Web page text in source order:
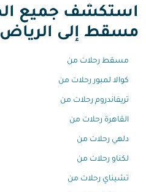
استكشف جميع
مسقط إلى الرياض
مسقط رحلات من
كوالا لمبور رحلات من
تريفاندروم رحلات من
القاهرة رحلات من
دلهي رحلات من
لكناو رحلات من
تشيناي رحلات من